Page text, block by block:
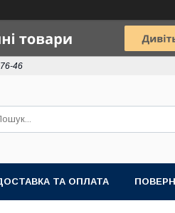
46
ТА ОПЛАТА